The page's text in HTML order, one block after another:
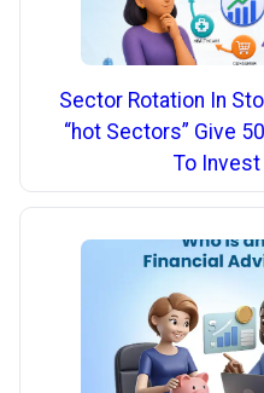
Sector Rotation In
“hot Sectors” Give
To